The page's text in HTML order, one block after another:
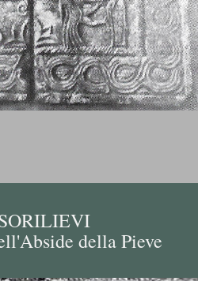
della Pieve